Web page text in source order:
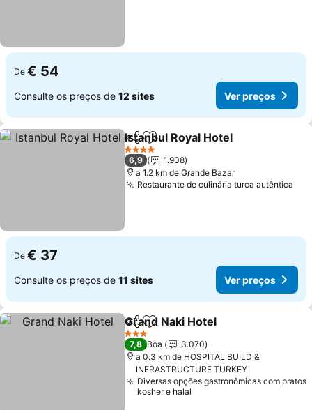
De € 54
Consulte os preços de 12 sites Ver preços
PartilharAdicionar aos favoritos
Istanbul Royal Hotel
4 Estrelas
6,9
1.908
a 1.2 km de Grande Bazar
Restaurante de culinária turca autêntica
De € 37
Consulte os preços de 11 sites Ver preços
PartilharAdicionar aos favoritos
Grand Naki Hotel
3 Estrelas
7,8 Boa
3.070
a 0.3 km de HOSPITAL BUILD &
INFRASTRUCTURE TURKEY
Diversas opções gastronômicas com pratos
kosher e halal